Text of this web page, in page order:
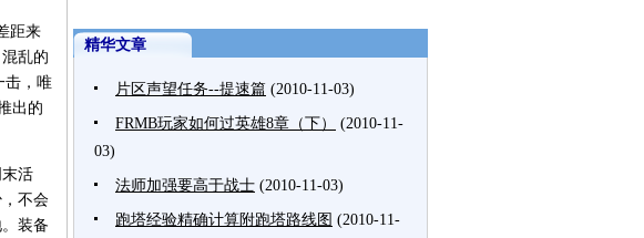
距来
乱的
击，唯
出的
活
不会
装备
精华文章
片区声望任务--提速篇 (2010-11-03)
FRMB玩家如何过英雄8章（下）
(2010-11-
03)
法师加强要高于战士 (2010-11-03)
跑塔经验精确计算附跑塔路线图 (2010-11-